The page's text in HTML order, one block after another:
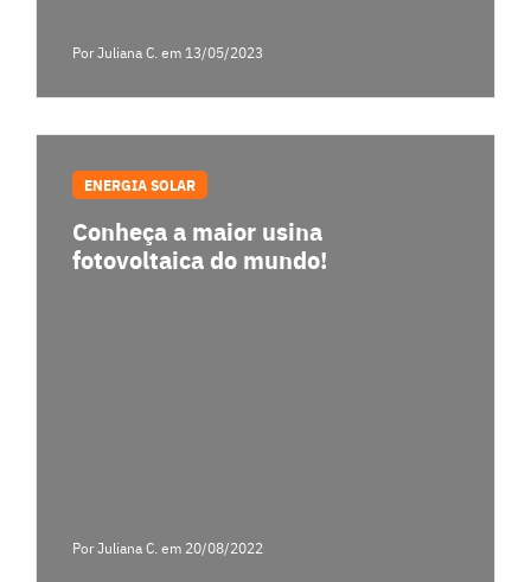
Por Juliana C. em 13/05/2023
ENERGIA SOLAR
Conheça a maior usina
fotovoltaica do mundo!
Por Juliana C. em 20/08/2022